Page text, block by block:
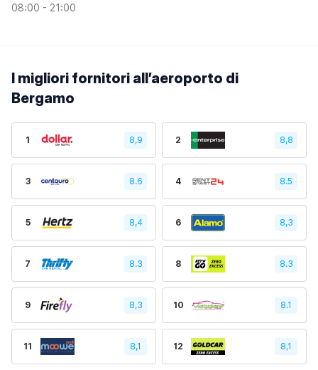
08:00 - 21:00
I migliori fornitori all’aeroporto di
Bergamo
1 8,9 2 8,8
3 8.6 4 8.5
5 8,4 6 8,3
7 8.3 8 8.3
9 8,3 10 8.1
11 8,1 12 8,1